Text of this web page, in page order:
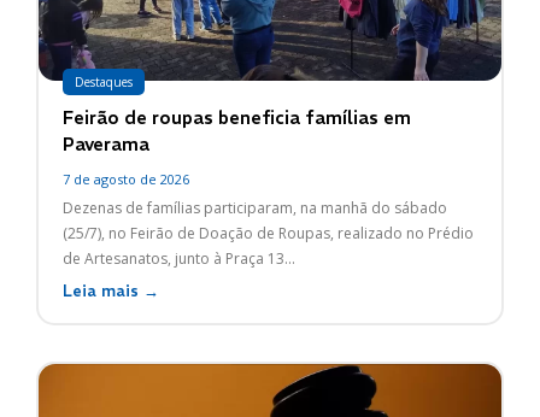
Destaques
Feirão de roupas beneficia famílias em
Paverama
7 de agosto de 2026
Dezenas de famílias participaram, na manhã do sábado
(25/7), no Feirão de Doação de Roupas, realizado no Prédio
de Artesanatos, junto à Praça 13...
Leia mais →